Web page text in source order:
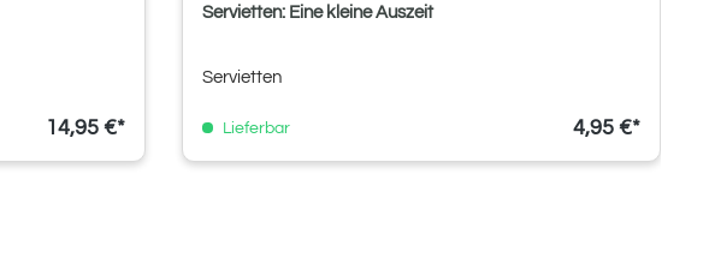
14,95 €*
Servietten: Eine kleine Auszeit
Servietten
Lieferbar 4,95 €*